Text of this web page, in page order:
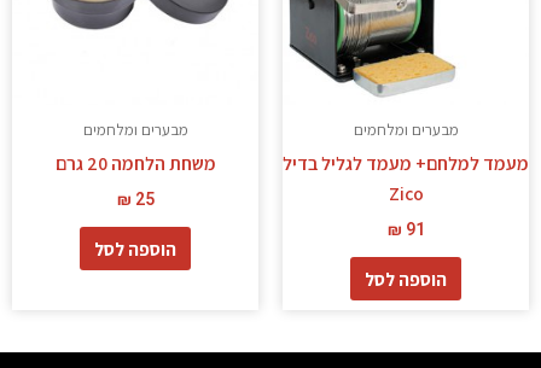
מבערים ומלחמים
מעמד למלחם+ מעמד לגליל בדיל
Zico
₪ 91
הוספה לסל
מבערים ומלחמים
משחת הלחמה 20 גרם
₪ 25
הוספה לסל